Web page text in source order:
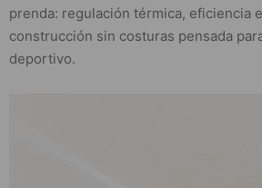
prenda: regulación térmica, eficiencia
construcción sin costuras pensada
deportivo.